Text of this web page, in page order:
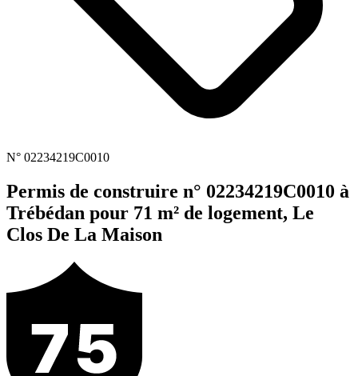
N° 02234219C0010
Permis de construire n° 02234219C0010 à
Trébédan pour 71 m² de logement, Le
Clos De La Maison